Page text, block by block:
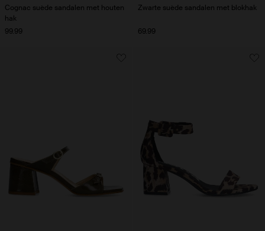
Cognac suède sandalen met houten
hak
99.99
Zwarte suède sandalen met blokhak
69.99